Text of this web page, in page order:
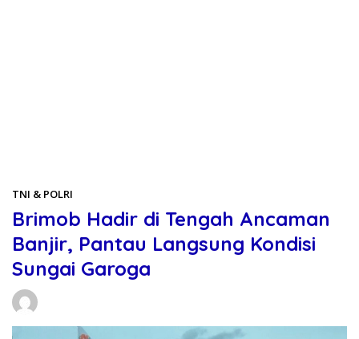
TNI & POLRI
Brimob Hadir di Tengah Ancaman
Banjir, Pantau Langsung Kondisi
Sungai Garoga